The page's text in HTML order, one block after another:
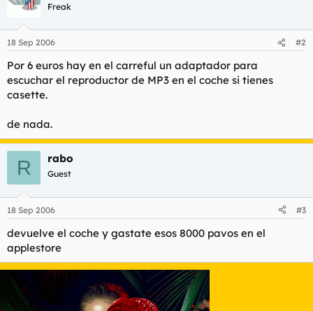
Freak
18 Sep 2006 #2
Por 6 euros hay en el carreful un adaptador para
escuchar el reproductor de MP3 en el coche si tienes
casette.
de nada.
R rabo
Guest
18 Sep 2006 #3
devuelve el coche y gastate esos 8000 pavos en el
applestore